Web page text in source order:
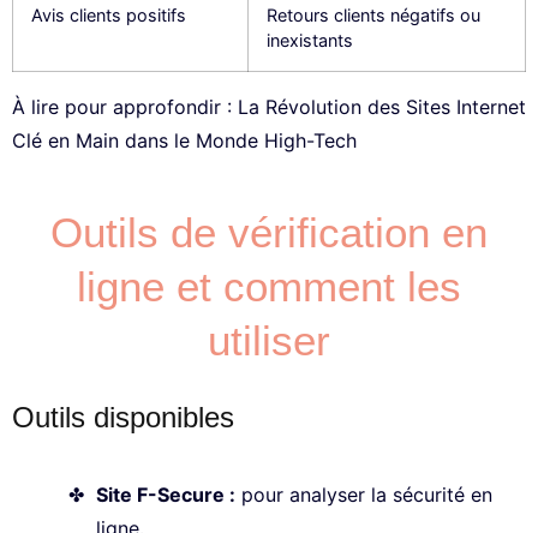
Avis clients positifs
Retours clients négatifs ou
inexistants
À lire pour approfondir : La Révolution des Sites Internet
Clé en Main dans le Monde High-Tech
Outils de vérification en
ligne et comment les
utiliser
Outils disponibles
Site F-Secure : pour analyser la sécurité en